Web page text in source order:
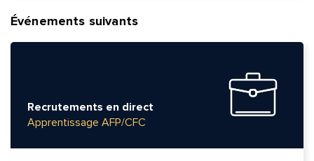
Événements suivants
Recrutements en direct
Apprentissage AFP/CFC
Quelle est la pertinence de cette page?